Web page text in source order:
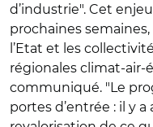
d’industrie". Cet
prochaines
l’Etat et les
régionales climat-air-
communiqué. "Le
portes d’entrée : il y